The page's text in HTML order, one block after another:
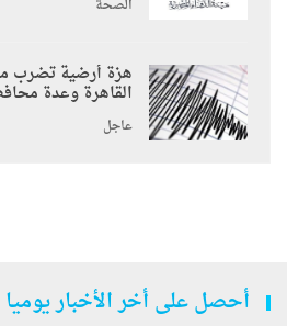
الصحة
هزة أرضية تضرب
القاهرة وعدة
عاجل
أحصل على أخر الأخبار